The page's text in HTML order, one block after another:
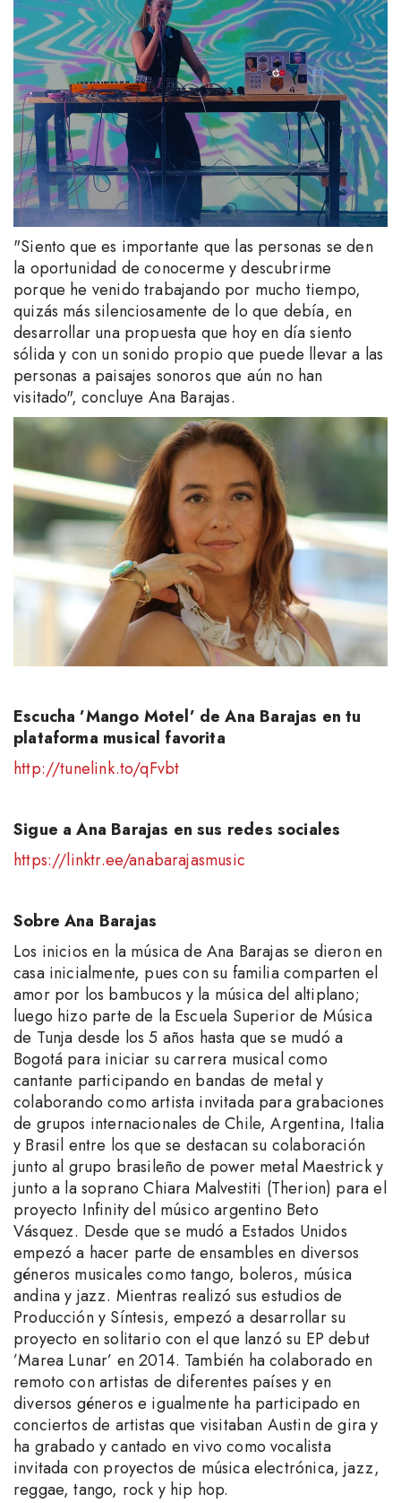
"Siento que es importante que las personas se den
la oportunidad de conocerme y descubrirme
porque he venido trabajando por mucho tiempo,
quizás más silenciosamente de lo que debía, en
desarrollar una propuesta que hoy en día siento
sólida y con un sonido propio que puede llevar a las
personas a paisajes sonoros que aún no han
visitado", concluye Ana Barajas.
Escucha ’Mango Motel’ de Ana Barajas en tu
plataforma musical favorita
http://tunelink.to/qFvbt
Sigue a Ana Barajas en sus redes sociales
https://linktr.ee/anabarajasmusic
Sobre Ana Barajas
Los inicios en la música de Ana Barajas se dieron en
casa inicialmente, pues con su familia comparten el
amor por los bambucos y la música del altiplano;
luego hizo parte de la Escuela Superior de Música
de Tunja desde los 5 años hasta que se mudó a
Bogotá para iniciar su carrera musical como
cantante participando en bandas de metal y
colaborando como artista invitada para grabaciones
de grupos internacionales de Chile, Argentina, Italia
y Brasil entre los que se destacan su colaboración
junto al grupo brasileño de power metal Maestrick y
junto a la soprano Chiara Malvestiti (Therion) para el
proyecto Infinity del músico argentino Beto
Vásquez. Desde que se mudó a Estados Unidos
empezó a hacer parte de ensambles en diversos
géneros musicales como tango, boleros, música
andina y jazz. Mientras realizó sus estudios de
Producción y Síntesis, empezó a desarrollar su
proyecto en solitario con el que lanzó su EP debut
’Marea Lunar’ en 2014. También ha colaborado en
remoto con artistas de diferentes países y en
diversos géneros e igualmente ha participado en
conciertos de artistas que visitaban Austin de gira y
ha grabado y cantado en vivo como vocalista
invitada con proyectos de música electrónica, jazz,
reggae, tango, rock y hip hop.